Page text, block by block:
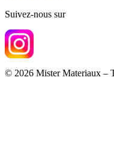
Suivez-nous sur
© 2026 Mister Materiaux –